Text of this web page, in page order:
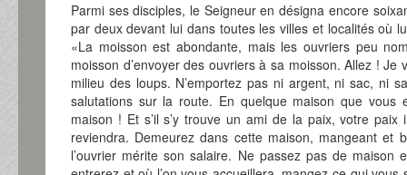
Parmi ses disciples, le Seigneur en désigna encore
par deux devant lui dans toutes les villes et localités où
«La moisson est abondante, mais les ouvriers peu
moisson d’envoyer des ouvriers à sa moisson. Allez !
milieu des loups. N’emportez pas ni argent, ni sac, ni
salutations sur la route. En quelque maison que vous
maison ! Et s’il s’y trouve un ami de la paix, votre
reviendra. Demeurez dans cette maison, mangeant et
l’ouvrier mérite son salaire. Ne passez pas de maison